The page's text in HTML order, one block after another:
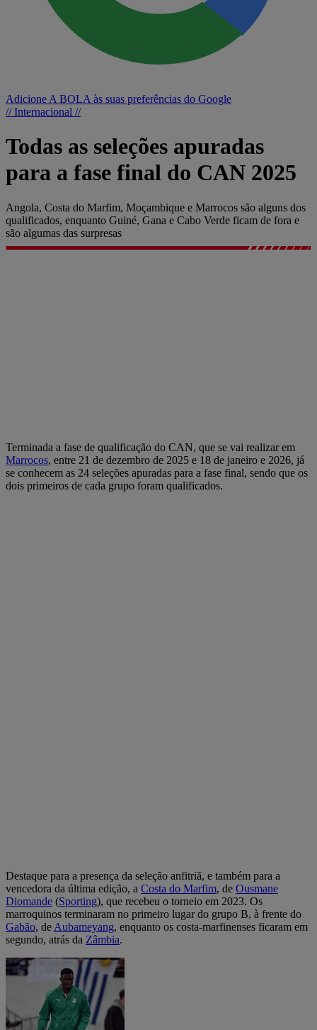
Adicione A BOLA às suas preferências do Google
// Internacional //
Todas as seleções apuradas
para a fase final do CAN 2025
Angola, Costa do Marfim, Moçambique e Marrocos são alguns dos
qualificados, enquanto Guiné, Gana e Cabo Verde ficam de fora e
são algumas das surpresas
Terminada a fase de qualificação do CAN, que se vai realizar em
Marrocos, entre 21 de dezembro de 2025 e 18 de janeiro e 2026, já
se conhecem as 24 seleções apuradas para a fase final, sendo que os
dois primeiros de cada grupo foram qualificados.
Destaque para a presença da seleção anfitriã, e também para a
vencedora da última edição, a Costa do Marfim, de Ousmane
Diomande (Sporting), que recebeu o torneio em 2023. Os
marroquinos terminaram no primeiro lugar do grupo B, à frente do
Gabão, de Aubameyang, enquanto os costa-marfinenses ficaram em
segundo, atrás da Zâmbia.